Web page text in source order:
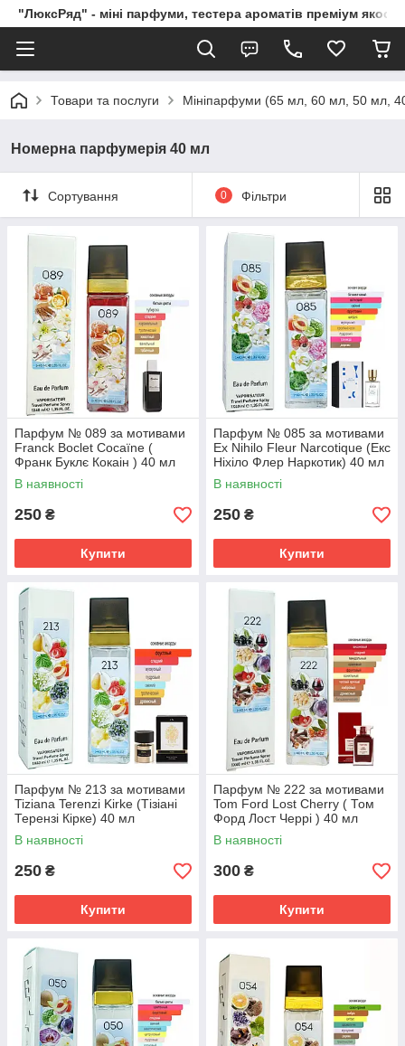
"ЛюксРяд" - міні парфуми, тестера ароматів преміум
Товари та послуги Мініпарфуми (65 мл, 60 мл, 50 мл,
Номерна парфумерія 40 мл
Сортування 0 Фільтри
Парфум № 089 за мотивами
Franck Boclet Cocaïne (
Франк Буклє Кокаін ) 40 мл
В наявності
250 ₴
Купити
Парфум № 085 за мотивами
Ex Nihilo Fleur Narcotique (Екс
Ніхіло Флер Наркотик) 40 мл
В наявності
250 ₴
Купити
Парфум № 213 за мотивами
Tiziana Terenzi Kirke (Тізіані
Терензі Кірке) 40 мл
В наявності
250 ₴
Купити
Парфум № 222 за мотивами
Tom Ford Lost Cherry ( Том
Форд Лост Черрі ) 40 мл
В наявності
300 ₴
Купити